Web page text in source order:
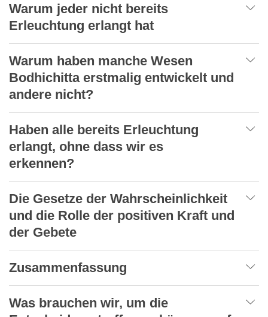
Warum jeder nicht bereits
Erleuchtung erlangt hat
Warum haben manche Wesen
Bodhichitta erstmalig entwickelt und
andere nicht?
Haben alle bereits Erleuchtung
erlangt, ohne dass wir es
erkennen?
Die Gesetze der Wahrscheinlichkeit
und die Rolle der positiven Kraft und
der Gebete
Zusammenfassung
Was brauchen wir, um die